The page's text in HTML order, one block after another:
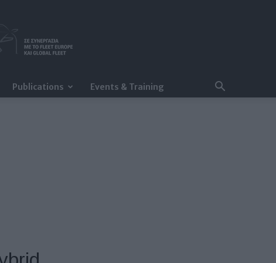
Publications Events & Training